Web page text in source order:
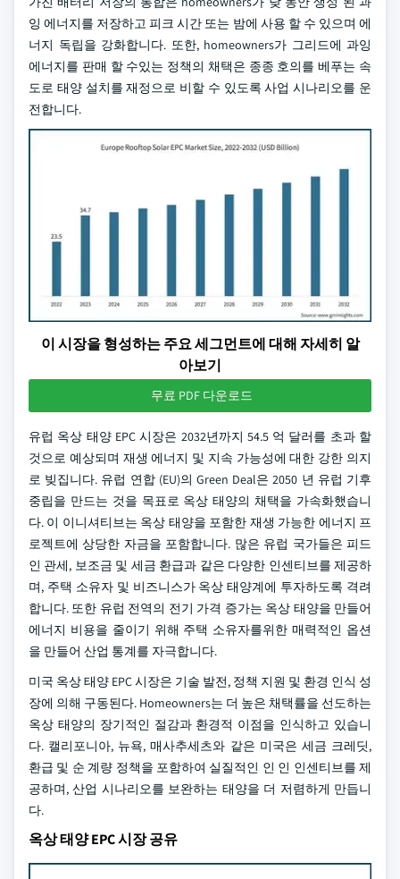
잉 에너지를 저장하고 피크 시간 또는 밤에 사용 할 수 있으며 에
너지 독립을 강화합니다. 또한, homeowners가 그리드에 과잉
에너지를 판매 할 수있는 정책의 채택은 종종 호의를 베푸는 속
도로 태양 설치를 재정으로 비할 수 있도록 사업 시나리오를 운
전합니다.
이 시장을 형성하는 주요 세그먼트에 대해 자세히 알
아보기
무료 PDF 다운로드
유럽 옥상 태양 EPC 시장은 2032년까지 54.5 억 달러를 초과 할
것으로 예상되며 재생 에너지 및 지속 가능성에 대한 강한 의지
로 빚집니다. 유럽 연합 (EU)의 Green Deal은 2050 년 유럽 기후
중립을 만드는 것을 목표로 옥상 태양의 채택을 가속화했습니
다. 이 이니셔티브는 옥상 태양을 포함한 재생 가능한 에너지 프
로젝트에 상당한 자금을 포함합니다. 많은 유럽 국가들은 피드
인 관세, 보조금 및 세금 환급과 같은 다양한 인센티브를 제공하
며, 주택 소유자 및 비즈니스가 옥상 태양계에 투자하도록 격려
합니다. 또한 유럽 전역의 전기 가격 증가는 옥상 태양을 만들어
에너지 비용을 줄이기 위해 주택 소유자를위한 매력적인 옵션
을 만들어 산업 통계를 자극합니다.
미국 옥상 태양 EPC 시장은 기술 발전, 정책 지원 및 환경 인식 성
장에 의해 구동된다. Homeowners는 더 높은 채택률을 선도하는
옥상 태양의 장기적인 절감과 환경적 이점을 인식하고 있습니
다. 캘리포니아, 뉴욕, 매사추세츠와 같은 미국은 세금 크레딧,
환급 및 순 계량 정책을 포함하여 실질적인 인 인 인센티브를 제
공하며, 산업 시나리오를 보완하는 태양을 더 저렴하게 만듭니
다.
옥상 태양 EPC 시장 공유